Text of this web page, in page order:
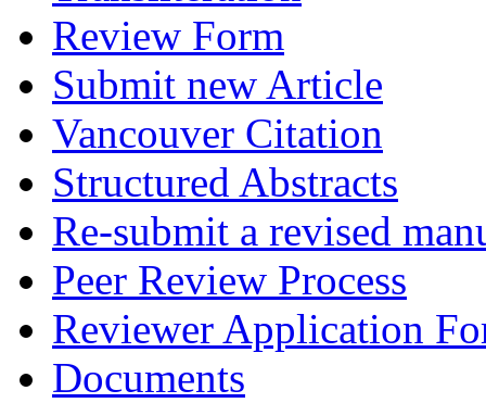
Review Form
Submit new Article
Vancouver Citation
Structured Abstracts
Re-submit a revised
Peer Review Process
Reviewer Application
Documents